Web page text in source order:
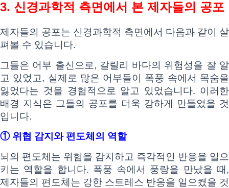
3. 신경과학적 측면에서 본 제자들의 공포
제자들의 공포는 신경과학적 측면에서 다음과 같이 살
펴볼 수 있습니다.
그들은 어부 출신으로, 갈릴리 바다의 위험성을 잘 알
고 있었고, 실제로 많은 어부들이 폭풍 속에서 목숨을
잃었다는 것을 경험적으로 알고 있었습니다. 이러한
배경 지식은 그들의 공포를 더욱 강하게 만들었을 것
입니다.
① 위협 감지와 편도체의 역할
뇌의 편도체는 위험을 감지하고 즉각적인 반응을 일으
키는 역할을 합니다. 폭풍 속에서 풍랑을 만났을 때,
제자들의 편도체는 강한 스트레스 반응을 일으켰을 것